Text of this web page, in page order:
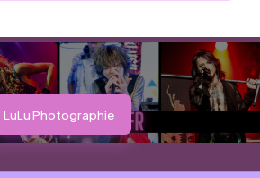
LuLu Photographie